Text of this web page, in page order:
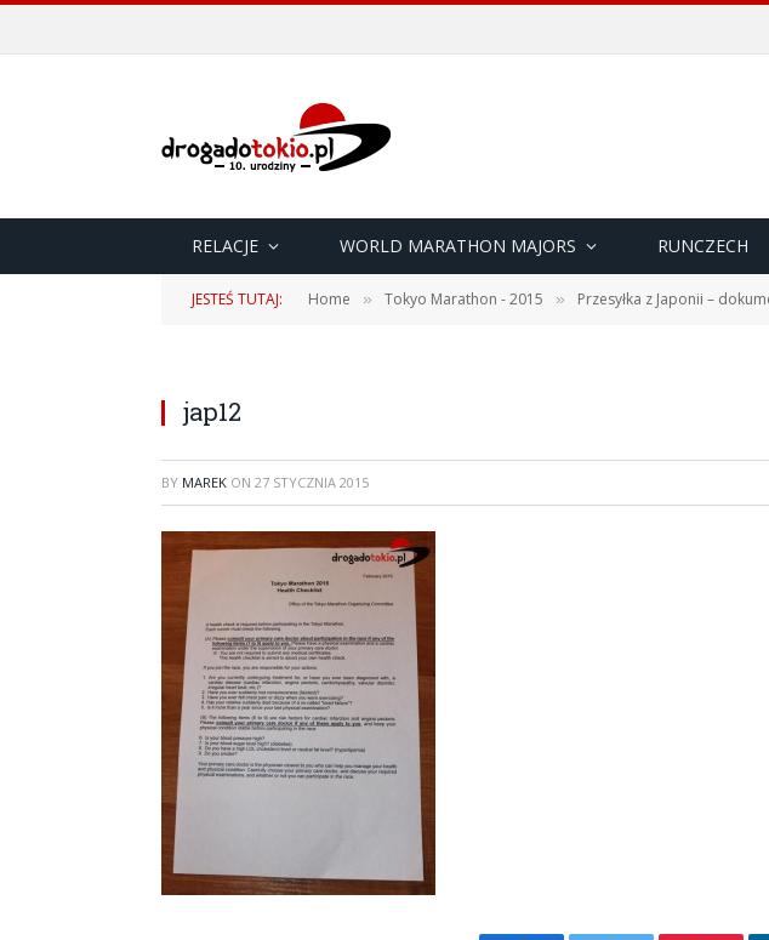
RELACJE WORLD MARATHON MAJORS RUNCZECH
JESTEŚ TUTAJ: Home » Tokyo Marathon - 2015 » Przesyłka z Japonii –
jap12
BY MAREK ON 27 STYCZNIA 2015